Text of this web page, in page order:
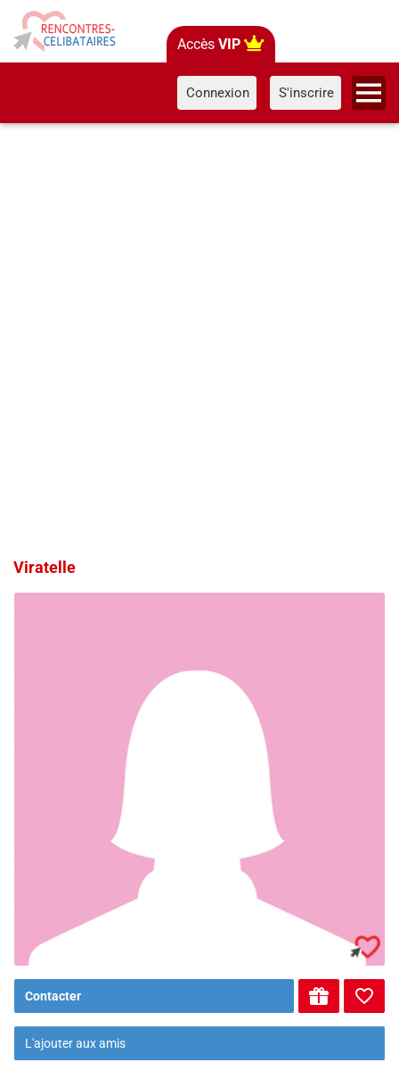
Accès VIP
Connexion S'inscrire
Viratelle
Contacter
L'ajouter aux amis